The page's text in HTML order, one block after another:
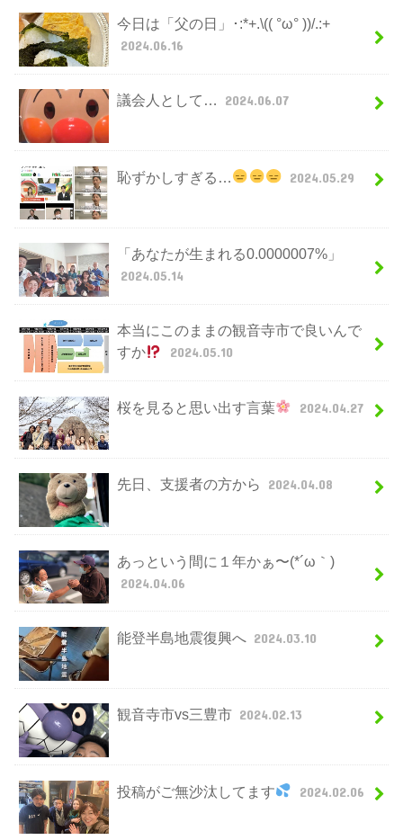
今日は「父の日」･:*+.\(( °ω° ))/.:+
2024.06.16
議会人として… 2024.06.07
恥ずかしすぎる… 2024.05.29
「あなたが生まれる0.0000007%」
2024.05.14
本当にこのままの観音寺市で良いんで
すか
2024.05.10
桜を見ると思い出す言葉 2024.04.27
先日、支援者の方から 2024.04.08
あっという間に１年かぁ〜(*´ω｀)
2024.04.06
能登半島地震復興へ 2024.03.10
観音寺市vs三豊市 2024.02.13
投稿がご無沙汰してます 2024.02.06